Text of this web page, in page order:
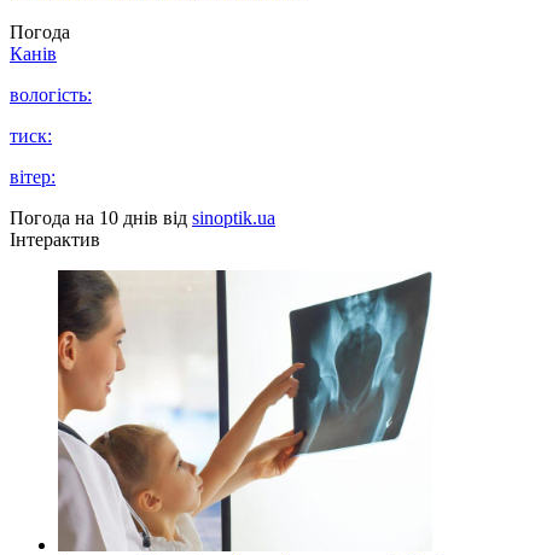
Погода
Канів
вологість:
тиск:
вітер:
Погода на 10 днів від sinoptik.ua
Інтерактив